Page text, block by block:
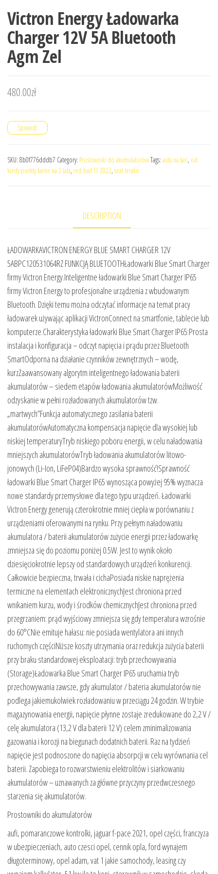
Victron Energy Ładowarka
Charger 12V 5A Bluetooth
Agm Zel
480.00zł
Sprawdź
SKU: 8b0f776dddb7 Category: Prostowniki do akumulatorówTags: auta na taxi, od
kiedy punkty karne na 2 lata, red bull f1 2022, seat terako
DESCRIPTION
ŁADOWARKAVICTRON ENERGY BLUE SMART CHARGER 12V
5ABPC120531064RZ FUNKCJĄ BLUETOOTHŁadowarki Blue Smart Charger
firmy Victron Energy.Inteligentne ładowarki Blue Smart Charger IP65
firmy Victron Energy to profesjonalne urządzenia z wbudowanym
Bluetooth. Dzięki temu można odczytać informacje na temat pracy
ładowarek używając aplikacji VictronConnect na smartfonie, tablecie lub
komputerze.Charakterystyka ładowarki Blue Smart Charger IP65:​Prosta
instalacja i konfiguracja – odczyt napięcia i prądu przez Bluetooth
SmartOdporna na działanie czynników zewnętrznych – wodę,
kurzZaawansowany algorytm inteligentnego ładowania baterii
akumulatorów – siedem etapów ładowania akumulatorówMożliwość
odzyskanie w pełni rozładowanych akumulatorów tzw.
„martwych”Funkcja automatycznego zasilania baterii
akumulatorówAutomatyczna kompensacja napięcie dla wysokiej lub
niskiej temperaturyTryb niskiego poboru energii, w celu naładowania
mniejszych akumulatorówTryb ładowania akumulatorów litowo-
jonowych (Li-Ion, LiFeP04)Bardzo wysoka sprawność!Sprawność
ładowarki Blue Smart Charger IP65 wynosząca powyżej 95% wyznacza
nowe standardy przemysłowe dla tego typu urządzeń. Ładowarki
Victron Energy generują czterokrotnie mniej ciepła w porównaniu z
urządzeniami oferowanymi na rynku. Przy pełnym naładowaniu
akumulatora / baterii akumulatorów zużycie energii przez ładowarkę
zmniejsza się do poziomu poniżej 0.5W. Jest to wynik około
dziesięciokrotnie lepszy od standardowych urządzeń konkurencji.
Całkowicie bezpieczna, trwała i cichaPosiada niskie naprężenia
termiczne na elementach elektronicznychJest chroniona przed
wnikaniem kurzu, wody i środków chemicznychJest chroniona przed
przegrzaniem: prąd wyjściowy zmniejsza się gdy temperatura wzrośnie
do 60°CNie emituje hałasu: nie posiada wentylatora ani innych
ruchomych częściNiższe koszty utrzymania oraz redukcja zużycia baterii
przy braku standardowej eksploatacji: tryb przechowywania
(Storage)Ładowarka Blue Smart Charger IP65 uruchamia tryb
przechowywania zawsze, gdy akumulator / bateria akumulatorów nie
podlega jakiemukolwiek rozładowaniu w przeciągu 24 godzin. W trybie
magazynowania energii, napięcie płynne zostaje zredukowane do 2,2 V /
celę akumulatora (13,2 V dla baterii 12 V) celem zminimalizowania
gazowania i korozji na biegunach dodatnich baterii. Raz na tydzień
napięcie jest podnoszone do napięcia absorpcji w celu wyrównania cel
baterii. Zapobiega to rozwarstwieniu elektrolitów i siarkowaniu
akumulatorów – uznawanych za główne przyczyny przedwczesnego
starzenia się akumulatorów.
Prostowniki do akumulatorów
aufi, pomaranczowe kontrolki, jaguar f-pace 2021, opel części, franczyza
w ubezpieczeniach, auto czesci opel, cennik opla, ford wynajem
długoterminowy, opel adam, vat 1 jakie samochody, leasing czy